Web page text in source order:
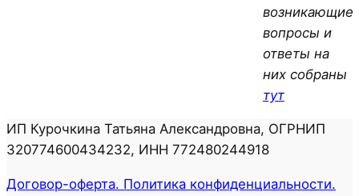
возникающие
вопросы и
ответы на
них собраны
тут
ИП Курочкина Татьяна Александровна, ОГРНИП
320774600434232, ИНН 772480244918
Договор-оферта. Политика конфиденциальности.